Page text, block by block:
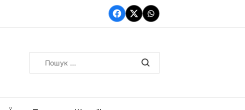
Facebook
TwitterWhatsApp